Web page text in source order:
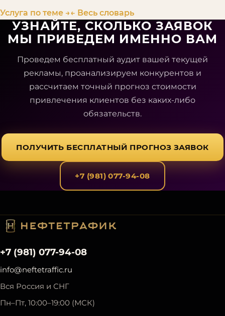
Услуга по теме →← Весь словарь
УЗНАЙТЕ, СКОЛЬКО ЗАЯВОК
МЫ ПРИВЕДЕМ ИМЕННО ВАМ
Проведем бесплатный аудит вашей текущей
рекламы, проанализируем конкурентов и
рассчитаем точный прогноз стоимости
привлечения клиентов без каких-либо
обязательств.
ПОЛУЧИТЬ БЕСПЛАТНЫЙ ПРОГНОЗ ЗАЯВОК
+7 (981) 077-94-08
+7 (981) 077-94-08
info@neftetraffic.ru
Вся Россия и СНГ
Пн–Пт, 10:00–19:00 (МСК)